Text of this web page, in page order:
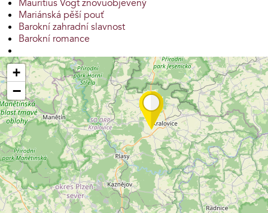
Mauritius Vogt znovuobjevený
Mariánská pěší pouť
Barokní zahradní slavnost
Barokní romance
+
−